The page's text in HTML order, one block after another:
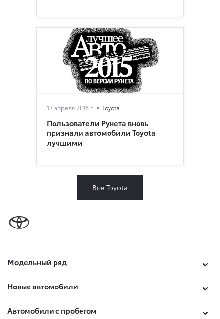
13 апреля 2016 г. Toyota
Пользователи Рунета вновь
признали автомобили Toyota
лучшими
Все Toyota
Модельный ряд
Новые автомобили
Автомобили с пробегом